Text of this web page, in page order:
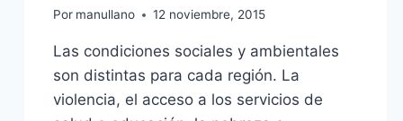
Por manullano 12 noviembre, 2015
Las condiciones sociales y ambientales
son distintas para cada región. La
violencia, el acceso a los servicios de